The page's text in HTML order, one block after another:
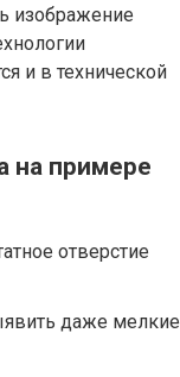
изображение
и в технической
на примере
отверстие
даже мелкие